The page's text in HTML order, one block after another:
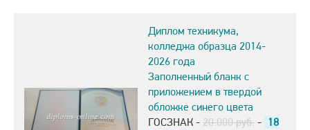
Диплом техникума,
колледжа образца 2014-
2026 года
Заполненный бланк с
приложением в твердой
обложке синего цвета
ГОСЗНАК - 20.000 руб. - 18